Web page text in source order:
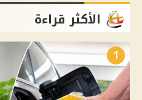
الأكثر قراءة
1